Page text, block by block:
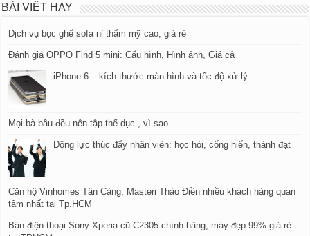
BÀI VIẾT HAY
Dịch vụ bọc ghế sofa nỉ thẩm mỹ cao, giá rẻ
Đánh giá OPPO Find 5 mini: Cấu hình, Hình ảnh, Giá cả
iPhone 6 – kích thước màn hình và tốc độ xử lý
Mọi bà bầu đều nên tập thể dục , vì sao
Động lực thúc đẩy nhân viên: học hỏi, cống hiến, thành đạt
Căn hộ Vinhomes Tân Cảng, Masteri Thảo Điền nhiều khách hàng quan
tâm nhất tại Tp.HCM
Bán điện thoại Sony Xperia cũ C2305 chính hãng, máy đẹp 99% giá rẻ